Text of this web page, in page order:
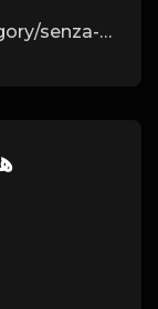
page/198/